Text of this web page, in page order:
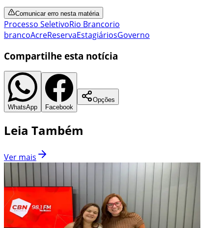
Comunicar erro nesta matéria
Processo SeletivoRio Brancorio
brancoAcreReservaEstagiáriosGoverno
Compartilhe esta notícia
WhatsApp Facebook
Opções
Leia Também
Ver mais